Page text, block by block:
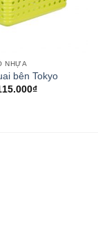
NHỰA
bên Tokyo
₫